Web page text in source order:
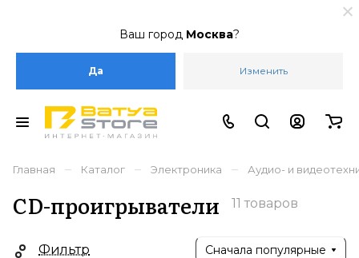
Ваш город Москва?
Да Изменить
Главная – Каталог – Электроника – Аудио- и
CD-проигрыватели 11 товаров
Фильтр Сначала популярные